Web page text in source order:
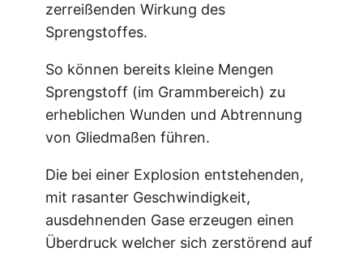
zerreißenden Wirkung des
Sprengstoffes.
So können bereits kleine Mengen
Sprengstoff (im Grammbereich) zu
erheblichen Wunden und Abtrennung
von Gliedmaßen führen.
Die bei einer Explosion entstehenden,
mit rasanter Geschwindigkeit,
ausdehnenden Gase erzeugen einen
Überdruck welcher sich zerstörend auf